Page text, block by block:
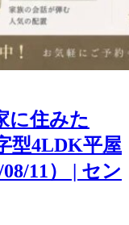
に住みた
型4LDK平屋
11） | セン